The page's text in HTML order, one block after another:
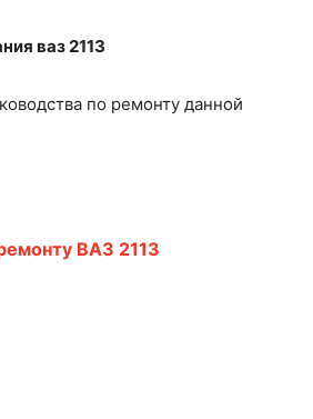
ваз 2113
по ремонту данной
ВАЗ 2113